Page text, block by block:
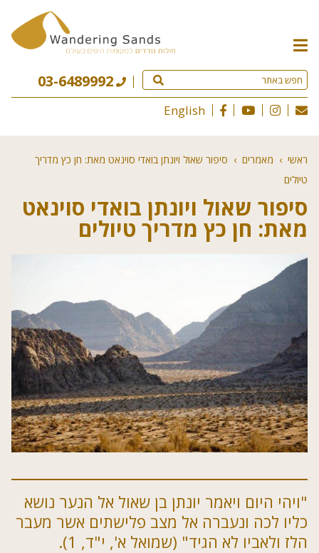
תפריט
האתר
03-6489992
English
ראשי › מאמרים › סיפור שאול ויונתן בואדי סוינאט מאת: חן כץ מדריך
טיולים
סיפור שאול ויונתן בואדי סוינאט
מאת: חן כץ מדריך טיולים
"ויהי היום ויאמר יונתן בן שאול אל הנער נושא
כליו לכה ונעברה אל מצב פלישתים אשר מעבר
הלז ולאביו לא הגיד" (שמואל א', י"ד, 1).